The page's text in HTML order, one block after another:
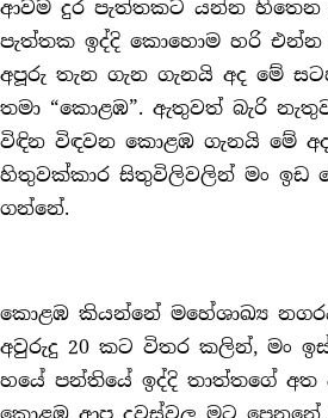
ආවම දුර පැත්තකට යන්න හිතෙන
පැත්තක ඉද්දි කොහොම හරි
අපූරු තැන ගැන ගැනයි අද මේ
තමා “කොළඹ”. ඇතුවත් බැරි
විඳින විඳවන කොළඹ ගැනයි මේ
හිතුවක්කාර සිතුවිලිවලින් මං ඉඩ
ගන්නේ.
කොළඹ කියන්නේ මහේශාඛ්‍ය
අවුරුදු 20 කට විතර කලින්, මං
හයේ පන්තියේ ඉද්දි තාත්තගේ අත